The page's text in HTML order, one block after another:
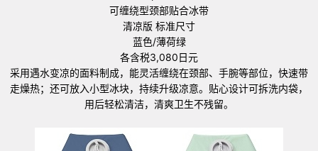
可缠绕型颈部贴合冰带
清凉版 标准尺寸
蓝色/薄荷绿
各含税3,080日元
采用遇水变凉的面料制成，能灵活缠绕在颈部、手腕等部位，快速带
走燥热；还可放入小型冰块，持续升级凉意。贴心设计可拆洗内袋，
用后轻松清洁，清爽卫生不残留。